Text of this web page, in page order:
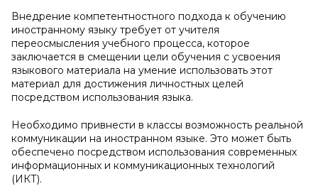
Внедрение компетентностного подхода к обучению
иностранному языку требует от учителя
переосмысления учебного процесса, которое
заключается в смещении цели обучения с усвоения
языкового материала на умение использовать этот
материал для достижения личностных целей
посредством использования языка.
Необходимо привнести в классы возможность реальной
коммуникации на иностранном языке. Это может быть
обеспечено посредством использования современных
информационных и коммуникационных технологий
(ИКТ).